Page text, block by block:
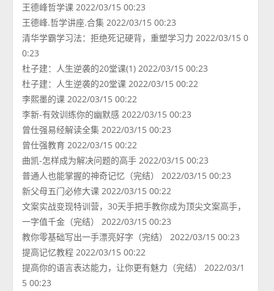
王德峰哲学课 2022/03/15 00:23
王德峰.哲学讲座.合集 2022/03/15 00:23
清华学霸学习法：拒绝死记硬背，重塑学习力 2022/03/15 0
0:23
杜子建：人生逆袭的20堂课(1) 2022/03/15 00:23
杜子建：人生逆袭的20堂课 2022/03/15 00:22
李熙墨的课 2022/03/15 00:22
李新-有效训练你的幽默感 2022/03/15 00:23
曾仕强易经解读全集 2022/03/15 00:23
曾仕强教育 2022/03/15 00:22
曲凯-怎样成为解决问题的高手 2022/03/15 00:23
普通人也能掌握的神奇记忆（完结） 2022/03/15 00:23
新父母五门必修大课 2022/03/15 00:22
文案实战变现特训营，30天手把手教你成为顶尖文案高手，
一字值千金（完结） 2022/03/15 00:23
教你零基础写出一手漂亮好字（完结） 2022/03/15 00:23
提高记忆教程 2022/03/15 00:22
提高你的语言表达能力，让你更有魅力（完结） 2022/03/1
5 00:23